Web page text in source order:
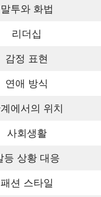
말투와 화법
리더십
감정 표현
연애 방식
에서의 위치
사회생활
등 상황 대응
패션 스타일